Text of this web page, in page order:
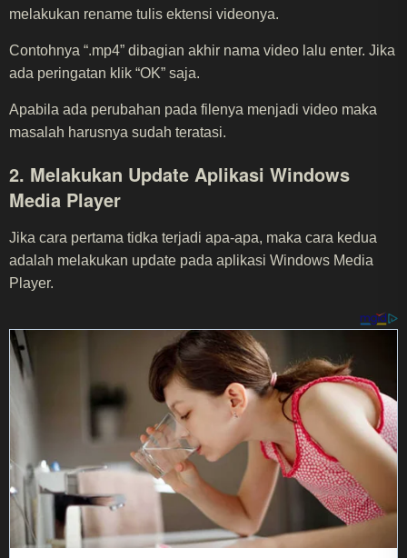
melakukan rename tulis ektensi videonya.
Contohnya “.mp4” dibagian akhir nama video lalu enter. Jika
ada peringatan klik “OK” saja.
Apabila ada perubahan pada filenya menjadi video maka
masalah harusnya sudah teratasi.
2. Melakukan Update Aplikasi Windows
Media Player
Jika cara pertama tidka terjadi apa-apa, maka cara kedua
adalah melakukan update pada aplikasi Windows Media
Player.